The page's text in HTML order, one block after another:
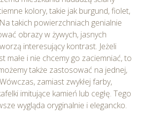
kolory, takie jak burgund, fiolet,
takich powierzchniach genialnie
obrazy w żywych, jasnych
interesujący kontrast. Jeżeli
małe i nie chcemy go zaciemniać, to
także zastosować na jednej,
zamiast zwykłej farby,
imitujące kamień lub cegłę. Tego
wygląda oryginalnie i elegancko.